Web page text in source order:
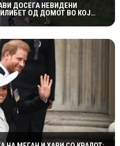
ДОСЕГА НЕВИДЕНИ
ОД ДОМОТ ВО КОЈ